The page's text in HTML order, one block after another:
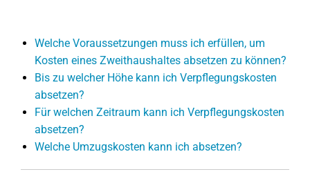
Welche Voraussetzungen muss ich erfüllen, um
Kosten eines Zweithaushaltes absetzen zu können?
Bis zu welcher Höhe kann ich Verpflegungskosten
absetzen?
Für welchen Zeitraum kann ich Verpflegungskosten
absetzen?
Welche Umzugskosten kann ich absetzen?